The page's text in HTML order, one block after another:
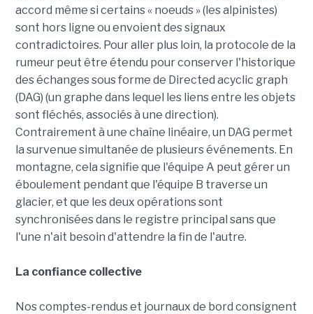
accord même si certains « noeuds » (les alpinistes)
sont hors ligne ou envoient des signaux
contradictoires. Pour aller plus loin, la protocole de la
rumeur peut être étendu pour conserver l'historique
des échanges sous forme de Directed acyclic graph
(DAG) (un graphe dans lequel les liens entre les objets
sont fléchés, associés à une direction).
Contrairement à une chaîne linéaire, un DAG permet
la survenue simultanée de plusieurs événements. En
montagne, cela signifie que l'équipe A peut gérer un
éboulement pendant que l'équipe B traverse un
glacier, et que les deux opérations sont
synchronisées dans le registre principal sans que
l'une n'ait besoin d'attendre la fin de l'autre.
La confiance collective
Nos comptes-rendus et journaux de bord consignent